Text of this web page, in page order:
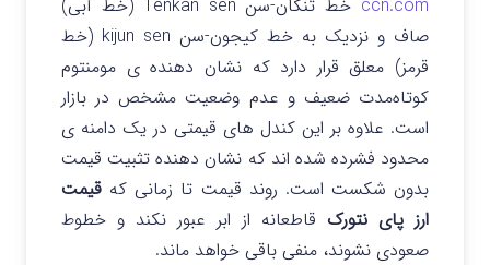
ccn.com
خط تنکان-سن Tenkan sen (خط آبی)
صاف و نزدیک به خط کیجون-سن kijun sen (خط
قرمز) معلق قرار دارد که نشان‌ دهنده‌ ی مومنتوم
کوتاه‌مدت ضعیف و عدم وضعیت مشخص در بازار
است. علاوه بر این کندل های قیمتی در یک دامنه ی
محدود فشرده شده اند که نشان دهنده تثبیت قیمت
بدون شکست است. روند قیمت تا زمانی که قیمت
ارز پای نتورک قاطعانه از ابر عبور نکند و خطوط
صعودی نشوند، منفی باقی خواهد ماند.